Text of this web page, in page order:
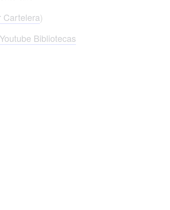
Cartelera)
Bibliotecas